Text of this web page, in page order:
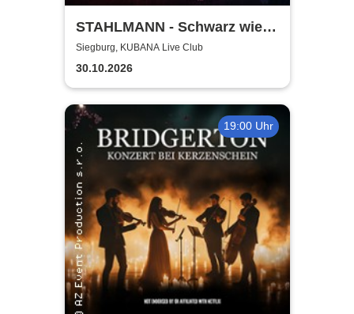
STAHLMANN - Schwarz wie
der Tod Tour 2026
Siegburg, KUBANA Live Club
30.10.2026
19:00 Uhr